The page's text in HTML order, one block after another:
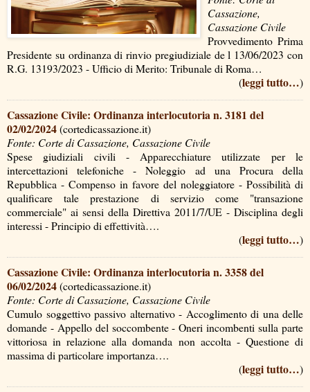
Cassazione,
Cassazione Civile
Provvedimento Prima
Presidente su ordinanza di rinvio pregiudiziale de l 13/06/2023 con
R.G. 13193/2023 - Ufficio di Merito: Tribunale di Roma…
(leggi tutto…)
Cassazione Civile: Ordinanza interlocutoria n. 3181 del
02/02/2024(cortedicassazione.it)
Fonte: Corte di Cassazione, Cassazione Civile
Spese giudiziali civili - Apparecchiature utilizzate per le
intercettazioni telefoniche - Noleggio ad una Procura della
Repubblica - Compenso in favore del noleggiatore - Possibilità di
qualificare tale prestazione di servizio come "transazione
commerciale" ai sensi della Direttiva 2011/7/UE - Disciplina degli
interessi - Principio di effettività….
(leggi tutto…)
Cassazione Civile: Ordinanza interlocutoria n. 3358 del
06/02/2024(cortedicassazione.it)
Fonte: Corte di Cassazione, Cassazione Civile
Cumulo soggettivo passivo alternativo - Accoglimento di una delle
domande - Appello del soccombente - Oneri incombenti sulla parte
vittoriosa in relazione alla domanda non accolta - Questione di
massima di particolare importanza….
(leggi tutto…)